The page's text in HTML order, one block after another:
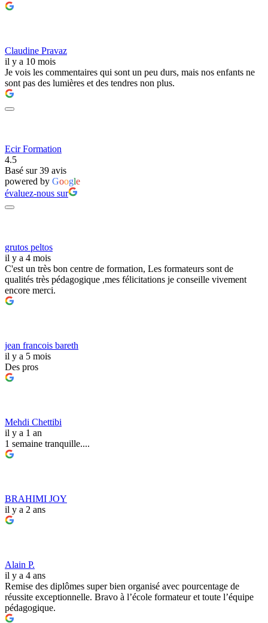
Claudine Pravaz
il y a 10 mois
Je vois les commentaires qui sont un peu durs, mais nos enfants ne
sont pas des lumières et des tendres non plus.
Ecir Formation
4.5
Basé sur 39 avis
powered by Google
évaluez-nous sur
grutos peltos
il y a 4 mois
C'est un très bon centre de formation, Les formateurs sont de
qualités très pédagogique ,mes félicitations je conseille vivement
encore merci.
jean francois bareth
il y a 5 mois
Des pros
Mehdi Chettibi
il y a 1 an
1 semaine tranquille....
BRAHIMI JOY
il y a 2 ans
Alain P.
il y a 4 ans
Remise des diplômes super bien organisé avec pourcentage de
réussite exceptionnelle. Bravo à l’école formateur et toute l’équipe
pédagogique.